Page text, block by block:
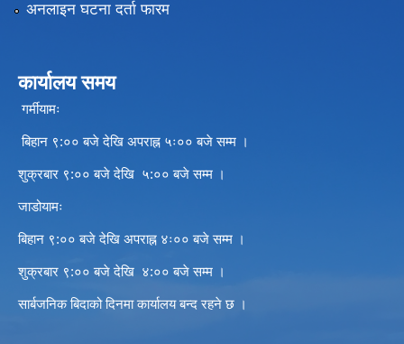
अनलाइन घटना दर्ता फारम
कार्यालय समय
गर्मीयामः
बिहान ९:०० बजे देखि अपराह्न ५ः०० बजे सम्म ।
शुक्रबार ९:०० बजे देखि ५:०० बजे सम्म ।
जाडोयामः
बिहान ९:०० बजे देखि अपराह्न ४ः०० बजे सम्म ।
शुक्रबार ९:०० बजे देखि ४:०० बजे सम्म ।
सार्बजनिक बिदाको दिनमा कार्यालय बन्द रहने छ ।